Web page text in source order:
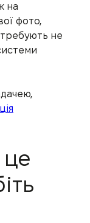
на
фото,
не